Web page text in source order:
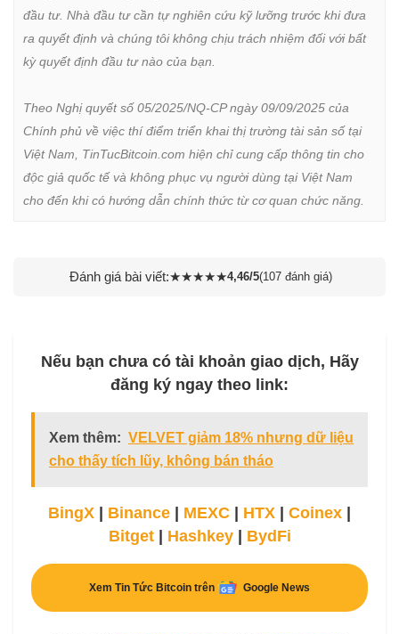
đầu tư. Nhà đầu tư cần tự nghiên cứu kỹ lưỡng trước khi đưa
ra quyết định và chúng tôi không chịu trách nhiệm đối với bất
kỳ quyết định đầu tư nào của bạn.
Theo Nghị quyết số 05/2025/NQ-CP ngày 09/09/2025 của
Chính phủ về việc thí điểm triển khai thị trường tài sản số tại
Việt Nam, TinTucBitcoin.com hiện chỉ cung cấp thông tin cho
độc giả quốc tế và không phục vụ người dùng tại Việt Nam
cho đến khi có hướng dẫn chính thức từ cơ quan chức năng.
Đánh giá bài viết:★★★★★4,46/5(107 đánh giá)
Nếu bạn chưa có tài khoản giao dịch, Hãy
đăng ký ngay theo link:
Xem thêm: VELVET giảm 18% nhưng dữ liệu
cho thấy tích lũy, không bán tháo
BingX | Binance | MEXC | HTX | Coinex |
Bitget| Hashkey| BydFi
Xem Tin Tức Bitcoin trên Google News